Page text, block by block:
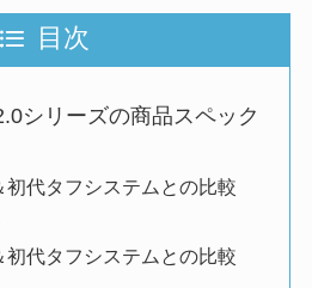
目次
シリーズの商品スペック
初代タフシステムとの比較
初代タフシステムとの比較